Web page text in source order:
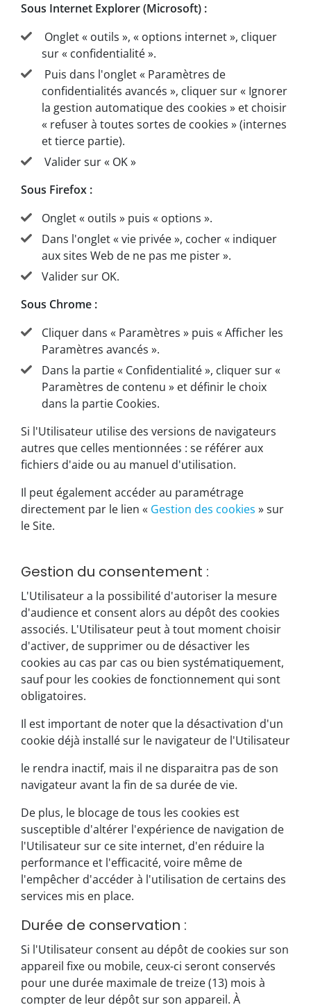
Sous Internet Explorer (Microsoft) :
Onglet « outils », « options internet », cliquer
sur « confidentialité ».
Puis dans l'onglet « Paramètres de
confidentialités avancés », cliquer sur « Ignorer
la gestion automatique des cookies » et choisir
« refuser à toutes sortes de cookies » (internes
et tierce partie).
Valider sur « OK »
Sous Firefox :
Onglet « outils » puis « options ».
Dans l'onglet « vie privée », cocher « indiquer
aux sites Web de ne pas me pister ».
Valider sur OK.
Sous Chrome :
Cliquer dans « Paramètres » puis « Afficher les
Paramètres avancés ».
Dans la partie « Confidentialité », cliquer sur «
Paramètres de contenu » et définir le choix
dans la partie Cookies.
Si l'Utilisateur utilise des versions de navigateurs
autres que celles mentionnées : se référer aux
fichiers d'aide ou au manuel d'utilisation.
Il peut également accéder au paramétrage
directement par le lien « Gestion des cookies » sur
le Site.
Gestion du consentement :
L'Utilisateur a la possibilité d'autoriser la mesure
d'audience et consent alors au dépôt des cookies
associés. L'Utilisateur peut à tout moment choisir
d'activer, de supprimer ou de désactiver les
cookies au cas par cas ou bien systématiquement,
sauf pour les cookies de fonctionnement qui sont
obligatoires.
Il est important de noter que la désactivation d'un
cookie déjà installé sur le navigateur de l'Utilisateur
le rendra inactif, mais il ne disparaitra pas de son
navigateur avant la fin de sa durée de vie.
De plus, le blocage de tous les cookies est
susceptible d'altérer l'expérience de navigation de
l'Utilisateur sur ce site internet, d'en réduire la
performance et l'efficacité, voire même de
l'empêcher d'accéder à l'utilisation de certains des
services mis en place.
Durée de conservation :
Si l'Utilisateur consent au dépôt de cookies sur son
appareil fixe ou mobile, ceux-ci seront conservés
pour une durée maximale de treize (13) mois à
compter de leur dépôt sur son appareil. À